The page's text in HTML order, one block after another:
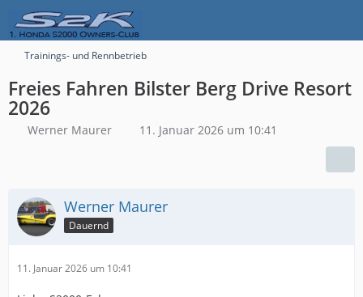
Trainings- und Rennbetrieb
Freies Fahren Bilster Berg Drive Resort
2026
Werner Maurer 11. Januar 2026 um 10:41
Werner Maurer
Dauernd
11. Januar 2026 um 10:41